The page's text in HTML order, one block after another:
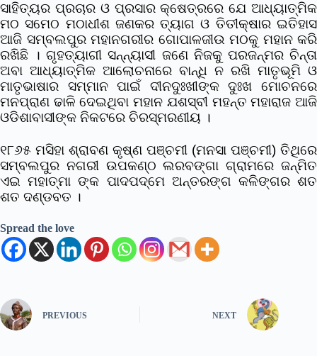
ସାହିତ୍ୟର ପ୍ରଚାର ଓ ପ୍ରସାର କ୍ଷେତ୍ରରେ ଯେ ଆଧ୍ୟାତ୍ମିକ
ମଠ ସମେଠ ମଠାଧୀଶ ଜଣକର ତ୍ୟାଗ ଓ ତିତୀକ୍ଷାର ଇତିହାସ
ଆଜି ସମ୍ବଲପୁର ମହାନଗରୀର ଗୋପାଳଜୀଉ ମଠକୁ ମହାନ କରି
ରଖିଛି । ଗୃହତ୍ୟାଗୀ ସନ୍ନ୍ୟାସୀ ଜଣେ ନିଜକୁ ପରଜନ୍ମର ଚିନ୍ତା
ଅବା ଆଧ୍ୟାତ୍ମିକ ଆଲୋଚନାରେ ବାନ୍ଧି ନ ରଖି ମାତୃଭୂମି ଓ
ମାତୃଭାଷାର ସମ୍ମାନ ପାଇଁ ଦୀନଦୁଃଖୀଙ୍କ ଦୁଃଖ ମୋଚନରେ
ମନପ୍ରାଣ ଢାଳି ଦେଇଥିବା ମହାନ ଯଶସ୍ବୀ ମହନ୍ତ ମହାରାଜ ଆଜି
ଓଡିଶାବାସୀଙ୍କ ନିକଟରେ ଚିରସ୍ମରଣୀୟ ।
୧୮୬୫ ମସିହା ଶ୍ରାବଣ କୃଷ୍ଣ ପଞ୍ଚମୀ (ମନସା ପଞ୍ଚମୀ) ତିଥିରେ
ସମ୍ବଲପୁର ନଗରୀ ଉପକଣ୍ଠ ଲରବଙ୍ଗା ଗ୍ରାମରେ ଜନ୍ମିତ
ଏଇ ମହାତ୍ମା ଙ୍କ ପାଦପଦ୍ମେ ଅନ୍ତରଙ୍ଗ କଳିଙ୍ଗର ଶତ
ଶତ ଦଣ୍ଡବତ ।
Spread the love
PREVIOUS NEXT